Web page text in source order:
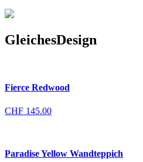
GleichesDesign
Fierce Redwood
CHF 145.00
Paradise Yellow Wandteppich